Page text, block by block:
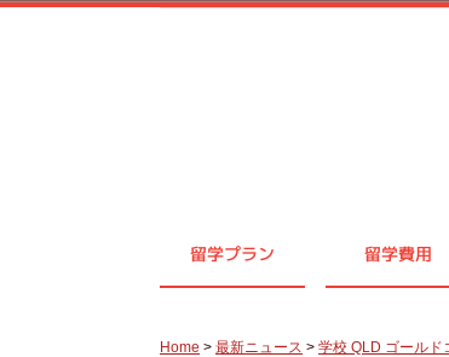
留学プラン 留学費用
Home > 最新ニュース > 学校 QLD ゴールド